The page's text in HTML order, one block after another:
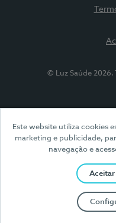
Este website utiliza cookies
marketing e publicidade,
navegação e
Aceitar
© Luz Saúde 2026.